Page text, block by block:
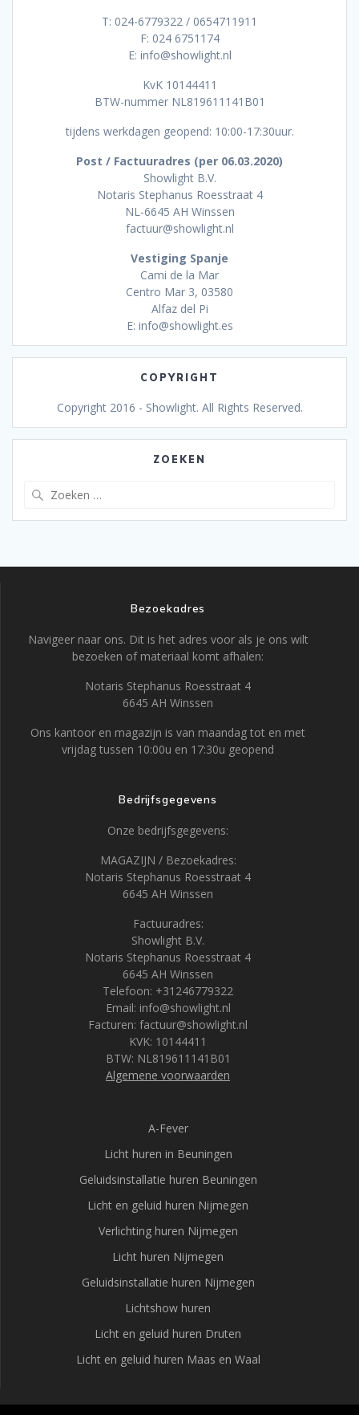
T: 024-6779322 / 0654711911
F: 024 6751174
E: info@showlight.nl
KvK 10144411
BTW-nummer NL819611141B01
tijdens werkdagen geopend: 10:00-17:30uur.
Post / Factuuradres (per 06.03.2020)
Showlight B.V.
Notaris Stephanus Roesstraat 4
NL-6645 AH Winssen
factuur@showlight.nl
Vestiging Spanje
Cami de la Mar
Centro Mar 3, 03580
Alfaz del Pi
E: info@showlight.es
COPYRIGHT
Copyright 2016 - Showlight. All Rights Reserved.
ZOEKEN
Bezoekadres
Navigeer naar ons. Dit is het adres voor als je ons wilt
bezoeken of materiaal komt afhalen:
Notaris Stephanus Roesstraat 4
6645 AH Winssen
Ons kantoor en magazijn is van maandag tot en met
vrijdag tussen 10:00u en 17:30u geopend
Bedrijfsgegevens
Onze bedrijfsgegevens:
MAGAZIJN / Bezoekadres:
Notaris Stephanus Roesstraat 4
6645 AH Winssen
Factuuradres:
Showlight B.V.
Notaris Stephanus Roesstraat 4
6645 AH Winssen
Telefoon: +31246779322
Email: info@showlight.nl
Facturen: factuur@showlight.nl
KVK: 10144411
BTW: NL819611141B01
Algemene voorwaarden
A-Fever
Licht huren in Beuningen
Geluidsinstallatie huren Beuningen
Licht en geluid huren Nijmegen
Verlichting huren Nijmegen
Licht huren Nijmegen
Geluidsinstallatie huren Nijmegen
Lichtshow huren
Licht en geluid huren Druten
Licht en geluid huren Maas en Waal